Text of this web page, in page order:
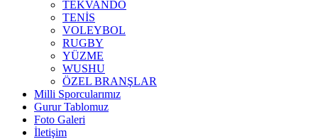
TEKVANDO
TENİS
VOLEYBOL
RUGBY
YÜZME
WUSHU
ÖZEL BRANŞLAR
Milli Sporcularımız
Gurur Tablomuz
Foto Galeri
İletişim